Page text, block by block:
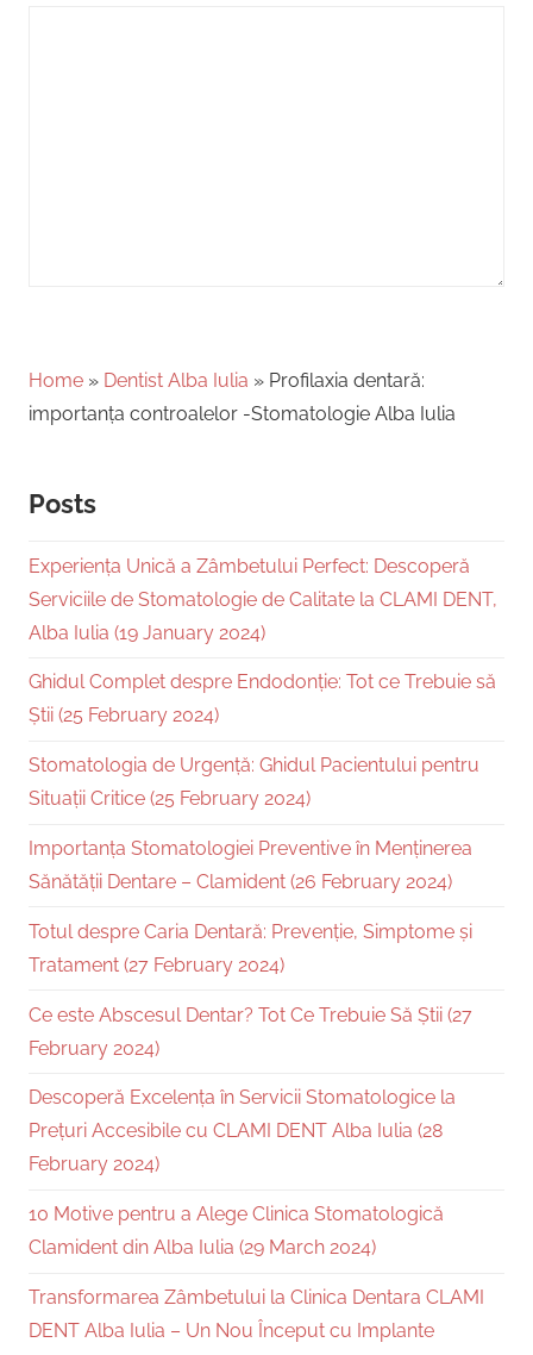
Home » Dentist Alba Iulia » Profilaxia dentară:
importanța controalelor -Stomatologie Alba Iulia
Posts
Experiența Unică a Zâmbetului Perfect: Descoperă
Serviciile de Stomatologie de Calitate la CLAMI DENT,
Alba Iulia (19 January 2024)
Ghidul Complet despre Endodonție: Tot ce Trebuie să
Știi (25 February 2024)
Stomatologia de Urgență: Ghidul Pacientului pentru
Situații Critice (25 February 2024)
Importanța Stomatologiei Preventive în Menținerea
Sănătății Dentare – Clamident (26 February 2024)
Totul despre Caria Dentară: Prevenție, Simptome și
Tratament (27 February 2024)
Ce este Abscesul Dentar? Tot Ce Trebuie Să Știi (27
February 2024)
Descoperă Excelența în Servicii Stomatologice la
Prețuri Accesibile cu CLAMI DENT Alba Iulia (28
February 2024)
10 Motive pentru a Alege Clinica Stomatologică
Clamident din Alba Iulia (29 March 2024)
Transformarea Zâmbetului la Clinica Dentara CLAMI
DENT Alba Iulia – Un Nou Început cu Implante